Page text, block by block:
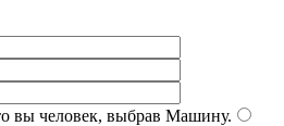
вы человек, выбрав Машину.